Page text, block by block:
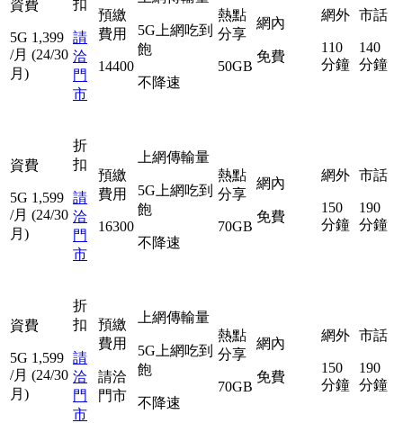
資費
5G 1,399
/月 (24/30
月)
扣
請
洽
門
市
預繳
費用
14400
5G上網吃到
飽
不降速
熱點
分享
50GB
網內
免費
網外
110
分鐘
市話
140
分鐘
資費
5G 1,599
/月 (24/30
月)
折
扣
請
洽
門
市
預繳
費用
16300
上網傳輸量
5G上網吃到
飽
不降速
熱點
分享
70GB
網內
免費
網外
150
分鐘
市話
190
分鐘
資費
5G 1,599
/月 (24/30
月)
折
扣
請
洽
門
市
預繳
費用
請洽
門市
上網傳輸量
5G上網吃到
飽
不降速
熱點
分享
70GB
網內
免費
網外
150
分鐘
市話
190
分鐘